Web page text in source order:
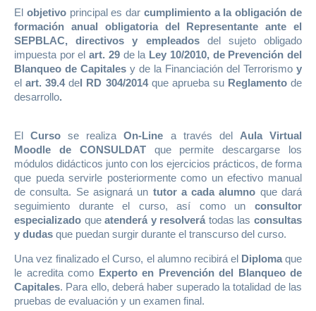
El objetivoprincipal es dar cumplimiento a la obligación de
formación anual obligatoria del Representante ante el
SEPBLAC, directivos y empleados del sujeto obligado
impuesta por el art. 29 de la Ley 10/2010, de Prevención del
Blanqueo de Capitales y de la Financiación del Terrorismo y
el art. 39.4del RD 304/2014 que aprueba suReglamentode
desarrollo.
ElCurso se realizaOn-Line a través del Aula Virtual
Moodle de CONSULDATque permite descargarse los
módulos didácticos junto con los ejercicios prácticos, de forma
que pueda servirle posteriormente como un efectivo manual
de consulta. Se asignará un tutor a cada alumno que dará
seguimiento durante el curso, así como un consultor
especializado queatenderá y resolverá todas lasconsultas
y dudas que puedan surgir durante el transcurso del curso.
Una vez finalizado el Curso, el alumno recibirá el Diplomaque
le acredita como Experto en Prevención del Blanqueo de
Capitales. Para ello, deberá haber superado la totalidad de las
pruebas de evaluación y un examen final.